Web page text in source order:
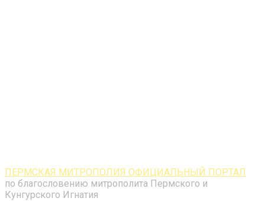
ПЕРМСКАЯ МИТРОПОЛИЯ ОФИЦИАЛЬНЫЙ ПОРТАЛ
по благословению митрополита Пермского и
Кунгурского Игнатия